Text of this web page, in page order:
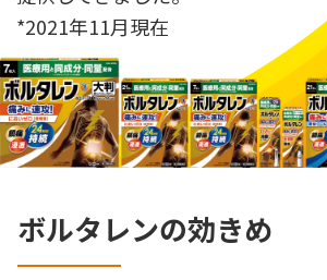
*2021年11月現在
ボルタレンの効きめ